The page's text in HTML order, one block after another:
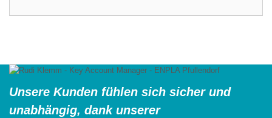
Unsere Kunden fühlen sich sicher und
unabhängig, dank unserer